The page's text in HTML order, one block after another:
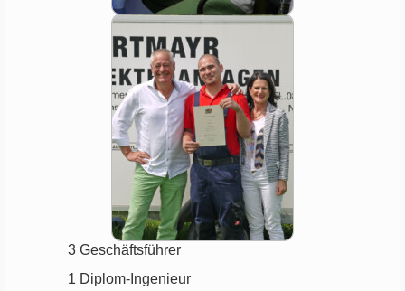
3 Geschäftsführer
1 Diplom-Ingenieur